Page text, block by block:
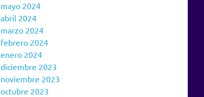
mayo 2024
abril 2024
marzo 2024
febrero 2024
enero 2024
diciembre 2023
noviembre 2023
octubre 2023